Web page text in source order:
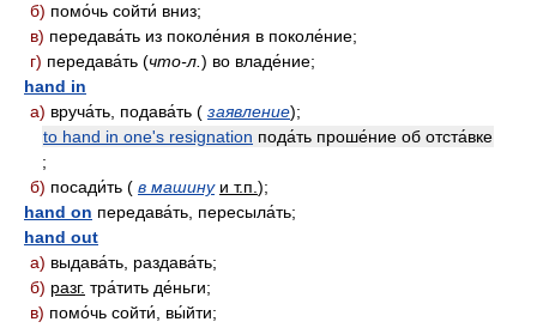
б) помо́чь сойти́ вниз;
в) передава́ть из поколе́ния в поколе́ние;
г) передава́ть (что-л. ) во владе́ние;
hand in
а) вруча́ть, подава́ть ( заявление);
to hand in one's resignation пода́ть проше́ние об отста́вке
;
б) посади́ть ( в машину и т.п. );
hand on передава́ть, пересыла́ть;
hand out
а) выдава́ть, раздава́ть;
б) разг. тра́тить де́ньги;
в) помо́чь сойти́, вы́йти;